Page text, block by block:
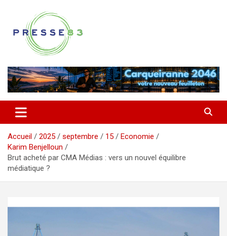
contenu
Presse 83
Accueil 2025 septembre 15
Economie
Karim Benjelloun
Brut acheté par CMA Médias : vers un nouvel équilibre
médiatique ?